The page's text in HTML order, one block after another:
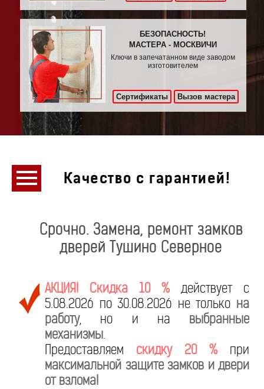
БЕЗОПАСНОСТЬ!
МАСТЕРА - МОСКВИЧИ
Ключи в запечатанном виде заводом
изготовителем
Сертификаты Вызов мастера
Качество с гарантией!
Срочно. Замена, ремонт замков
дверей Тушино Северное
АКЦИЯ! Скидка 10 % действует с
5.08.2026 по 30.08.2026 не только на
работу, но и на выбранные
механизмы.
Предоставляем скидку 20 % при
максимальной защите замков и двери
от взлома!